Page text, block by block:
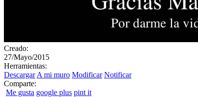
Creado:
27/Mayo/2015
Herramientas:
Descargar A mi muro Modificar Notificar
Comparte:
Me gusta google plus pint it